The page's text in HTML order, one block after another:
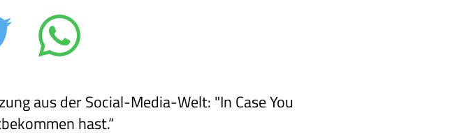
aus der Social-Media-Welt: "In Case You
hast.“